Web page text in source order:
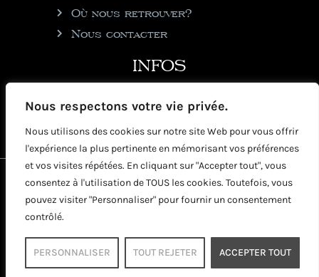
Nous respectons votre vie privée.
Nous utilisons des cookies sur notre site Web pour vous offrir
l'expérience la plus pertinente en mémorisant vos préférences
et vos visites répétées. En cliquant sur "Accepter tout", vous
consentez à l'utilisation de TOUS les cookies. Toutefois, vous
pouvez visiter "Personnaliser" pour fournir un consentement
contrôlé.
PERSONNALISER TOUT REJETER ACCEPTER TOUT
Où nous retrouver?
Nous contacter
INFOS
97150 Saint-Martin
2026 © Copyright Rhumgouverneur